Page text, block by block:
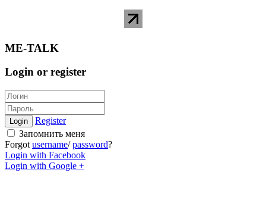
ME-TALK
Login or register
Login
Register
Запомнить меня
Forgot username/password?
Login with Facebook
Login with Google +